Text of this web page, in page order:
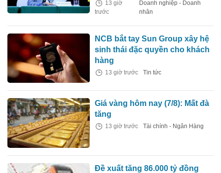
13 giờ
trước
Doanh nghiệp - Doanh
nhân
NCB bắt tay Sun Group xây hệ
sinh thái đặc quyền cho khách
hàng
13 giờ trước Tin tức
Giá vàng hôm nay (7/8): Mất đà
tăng
13 giờ trước Tài chính - Ngân Hàng
Đề xuất tăng 86.000 tỷ đồng